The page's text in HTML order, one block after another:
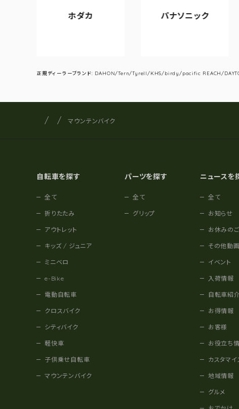
ホダカ パナソニック
正規ディーラーブランド: DAHON/Tern/Tyrell/KHS/birdy/pacific REACH/
サイト内の現在地
サイクルショップナカゴヤ
マウンテンバイク
自転車を探す
全て
折りたたみ
アウトレット
キッズ / ジュニア
ミニベロ
e-Bike
電動自転車
クロスバイク
シティバイク
軽快車
子供乗せ自転車
マウンテンバイク
パーツを探す
全て
グリップ
ニュースを
全て
お知らせ
お休みの
その他動画
イベント
入荷情報
自転車紹
お得情報
お客様
お役立ち
カスタマイ
地域情報
グルメ